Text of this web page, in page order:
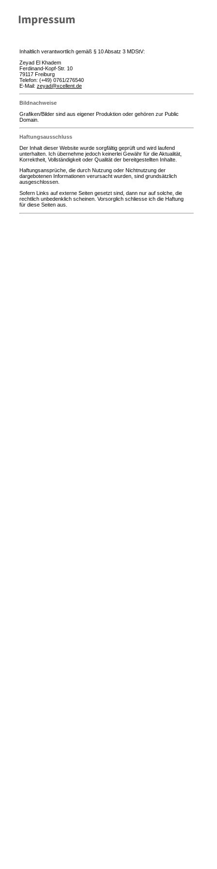
Inhaltlich verantwortlich gemäß § 10 Absatz 3 MDStV:
Zeyad El Khadem
Ferdinand-Kopf-Str. 10
79117 Freiburg
Telefon: (+49) 0761/276540
E-Mail: zeyad@xcellent.de
Bildnachweise
Grafiken/Bilder sind aus eigener Produktion oder gehören zur Public
Domain.
Haftungsausschluss
Der Inhalt dieser Website wurde sorgfältig geprüft und wird laufend
unterhalten. Ich übernehme jedoch keinerlei Gewähr für die Aktualität,
Korrektheit, Vollständigkeit oder Qualität der bereitgestellten Inhalte.
Haftungsansprüche, die durch Nutzung oder Nichtnutzung der
dargebotenen Informationen verursacht wurden, sind grundsätzlich
ausgeschlossen.
Sofern Links auf externe Seiten gesetzt sind, dann nur auf solche, die
rechtlich unbedenklich scheinen. Vorsorglich schliesse ich die Haftung
für diese Seiten aus.